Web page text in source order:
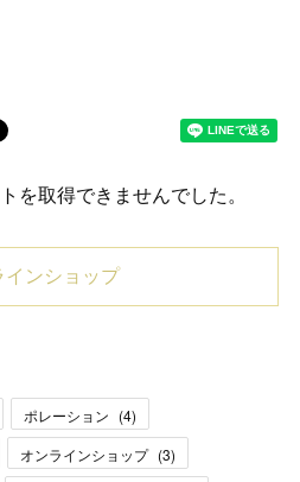
を取得できませんでした。
インショップ
ポレーション (4)
オンラインショップ (3)